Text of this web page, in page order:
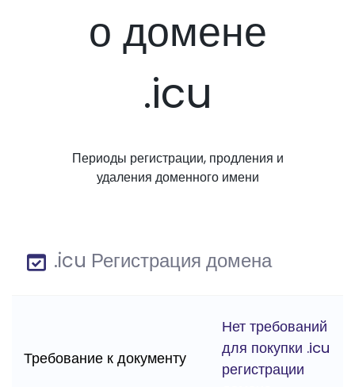
о домене
.icu
Периоды регистрации, продления и
удаления доменного имени
.icu Регистрация домена
Требование к документу
Нет требований
для покупки .icu
регистрации